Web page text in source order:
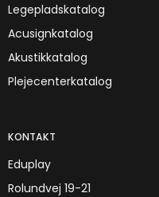
Legepladskatalog
Acusignkatalog
Akustikkatalog
Plejecenterkatalog
KONTAKT
Eduplay
Rolundvej 19-21